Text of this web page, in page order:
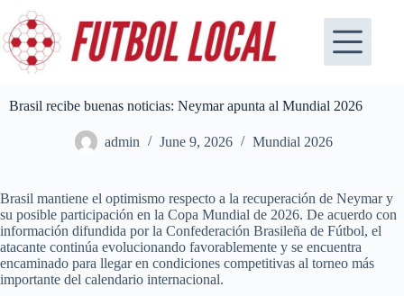
content
Brasil recibe buenas noticias: Neymar apunta al Mundial 2026
admin June 9, 2026 Mundial 2026
Brasil mantiene el optimismo respecto a la recuperación de Neymar y
su posible participación en la Copa Mundial de 2026. De acuerdo con
información difundida por la Confederación Brasileña de Fútbol, el
atacante continúa evolucionando favorablemente y se encuentra
encaminado para llegar en condiciones competitivas al torneo más
importante del calendario internacional.